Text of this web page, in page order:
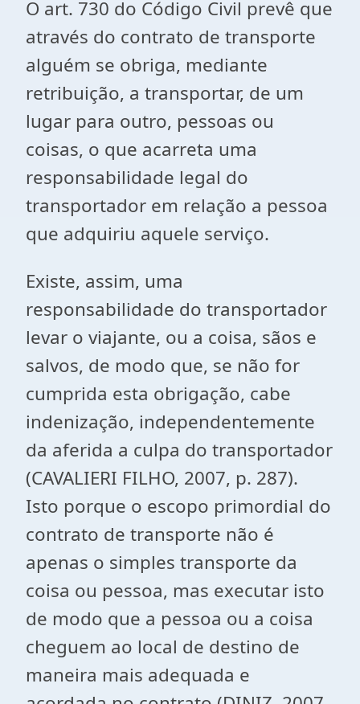
O art. 730 do Código Civil prevê que
através do contrato de transporte
alguém se obriga, mediante
retribuição, a transportar, de um
lugar para outro, pessoas ou
coisas, o que acarreta uma
responsabilidade legal do
transportador em relação a pessoa
que adquiriu aquele serviço.
Existe, assim, uma
responsabilidade do transportador
levar o viajante, ou a coisa, sãos e
salvos, de modo que, se não for
cumprida esta obrigação, cabe
indenização, independentemente
da aferida a culpa do transportador
(CAVALIERI FILHO, 2007, p. 287).
Isto porque o escopo primordial do
contrato de transporte não é
apenas o simples transporte da
coisa ou pessoa, mas executar isto
de modo que a pessoa ou a coisa
cheguem ao local de destino de
maneira mais adequada e